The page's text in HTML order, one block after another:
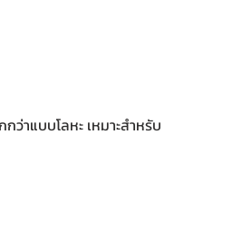
าแบบโลหะ เหมาะสำหรับ